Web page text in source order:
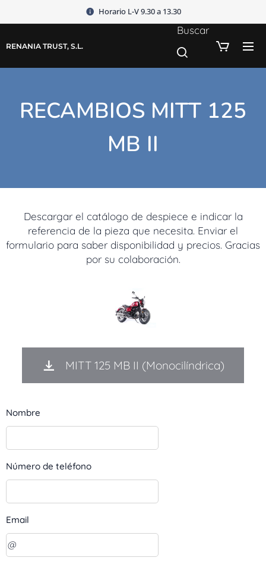
Horario L-V 9.30 a 13.30
RENANIA TRUST, S.L.
Buscar
RECAMBIOS MITT 125
MB II
Descargar el catálogo de despiece e indicar la
referencia de la pieza que necesita. Enviar el
formulario para saber disponibilidad y precios. Gracias
por su colaboración.
MITT 125 MB II (Monocilíndrica)
Nombre
Número de teléfono
Email